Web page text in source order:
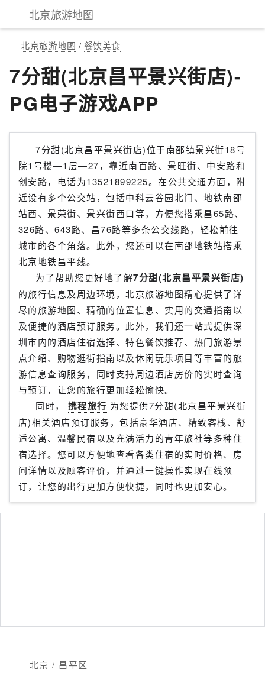
北京旅游地图
北京旅游地图 / 餐饮美食
7分甜(北京昌平景兴街店)-
PG电子游戏APP
7分甜(北京昌平景兴街店)位于南邵镇景兴街18号
院1号楼—1层—27，靠近南百路、景旺街、中安路和
创安路，电话为13521899225。在公共交通方面，附
近设有多个公交站，包括中科云谷园北门、地铁南邵
站西、景荣街、景兴街西口等，方便您搭乘昌65路、
326路、643路、昌76路等多条公交线路，轻松前往
城市的各个角落。此外，您还可以在南邵地铁站搭乘
北京地铁昌平线。
为了帮助您更好地了解7分甜(北京昌平景兴街店)
的旅行信息及周边环境，北京旅游地图精心提供了详
尽的旅游地图、精确的位置信息、实用的交通指南以
及便捷的酒店预订服务。此外，我们还一站式提供深
圳市内的酒店住宿选择、特色餐饮推荐、热门旅游景
点介绍、购物逛街指南以及休闲玩乐项目等丰富的旅
游信息查询服务，同时支持周边酒店房价的实时查询
与预订，让您的旅行更加轻松愉快。
同时，
携程旅行 为您提供7分甜(北京昌平景兴街
店)相关酒店预订服务，包括豪华酒店、精致客栈、舒
适公寓、温馨民宿以及充满活力的青年旅社等多种住
宿选择。您可以方便地查看各类住宿的实时价格、房
间详情以及顾客评价，并通过一键操作实现在线预
订，让您的出行更加方便快捷，同时也更加安心。
北京 / 昌平区